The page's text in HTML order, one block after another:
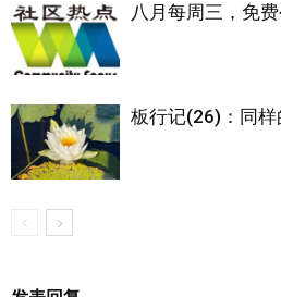
八月每周三，免
板行记(26)：同